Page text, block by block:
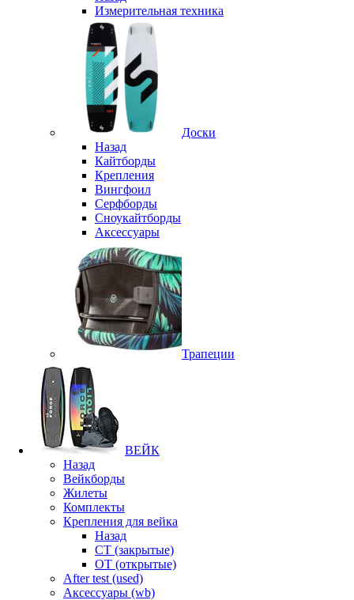
Измерительная техника
Доски
Назад
Кайтборды
Крепления
Вингфоил
Серфборды
Сноукайтборды
Аксессуары
Трапеции
ВЕЙК
Назад
Вейкборды
Жилеты
Комплекты
Крепления для вейка
Назад
CT (закрытые)
OT (открытые)
After test (used)
Аксессуары (wb)